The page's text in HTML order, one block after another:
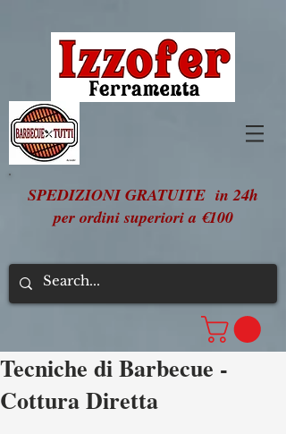
SPEDIZIONI GRATUITE in 24h
per ordini superiori a €100
Tecniche di Barbecue -
Cottura Diretta